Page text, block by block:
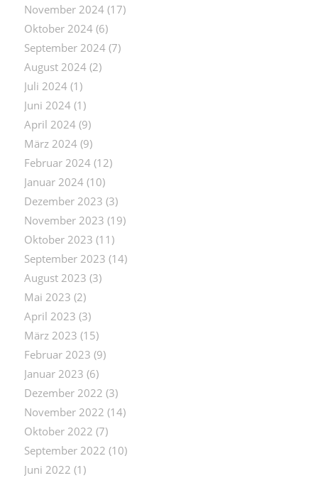
November 2024(17)
Oktober 2024(6)
September 2024(7)
August 2024(2)
Juli 2024(1)
Juni 2024(1)
April 2024(9)
März 2024(9)
Februar 2024(12)
Januar 2024(10)
Dezember 2023 (3)
November 2023 (19)
Oktober 2023 (11)
September 2023 (14)
August 2023 (3)
Mai 2023 (2)
April 2023 (3)
März 2023 (15)
Februar 2023 (9)
Januar 2023 (6)
Dezember 2022 (3)
November 2022 (14)
Oktober 2022 (7)
September 2022 (10)
Juni 2022 (1)